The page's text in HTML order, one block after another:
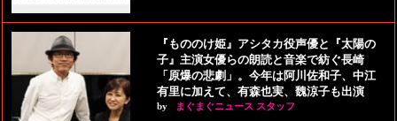
『もののけ姫』アシタカ役声優と『太陽の
子』主演女優らの朗読と音楽で紡ぐ長崎
「原爆の悲劇」。今年は阿川佐和子、中江
有里に加えて、有森也実、魏涼子も出演
by まぐまぐニュース スタッフ